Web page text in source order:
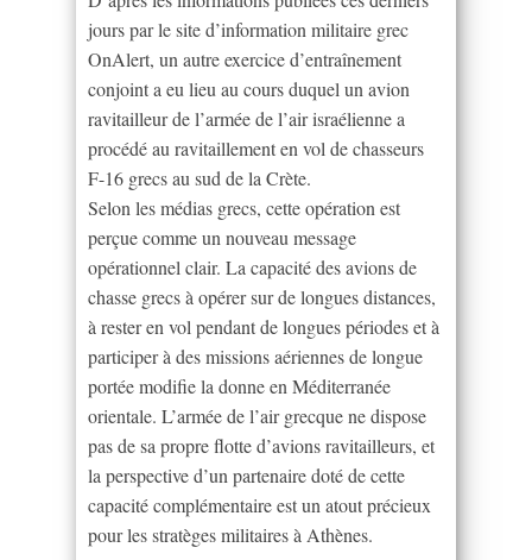
jours par le site d’information militaire grec
OnAlert, un autre exercice d’entraînement
conjoint a eu lieu au cours duquel un avion
ravitailleur de l’armée de l’air israélienne a
procédé au ravitaillement en vol de chasseurs
F-16 grecs au sud de la Crète.
Selon les médias grecs, cette opération est
perçue comme un nouveau message
opérationnel clair. La capacité des avions de
chasse grecs à opérer sur de longues distances,
à rester en vol pendant de longues périodes et à
participer à des missions aériennes de longue
portée modifie la donne en Méditerranée
orientale. L’armée de l’air grecque ne dispose
pas de sa propre flotte d’avions ravitailleurs, et
la perspective d’un partenaire doté de cette
capacité complémentaire est un atout précieux
pour les stratèges militaires à Athènes.